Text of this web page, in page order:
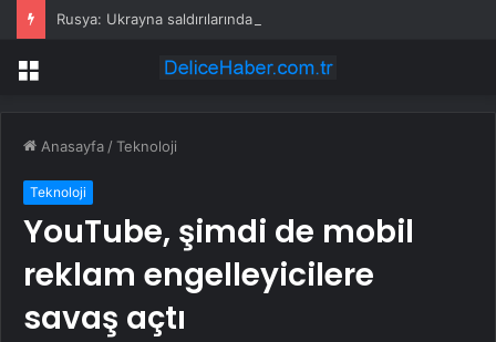
Rusya: Ukrayna saldırılarında 86 sivil öldü
Menü
Anasayfa /Teknoloji
Teknoloji
YouTube, şimdi de mobil
reklam engelleyicilere
savaş açtı